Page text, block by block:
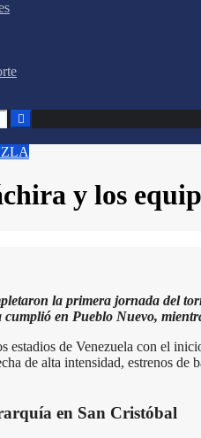
y los
la primera jornada del
en Pueblo Nuevo,
estadios de Venezuela con el
de alta intensidad, estrenos
en San Cristóbal